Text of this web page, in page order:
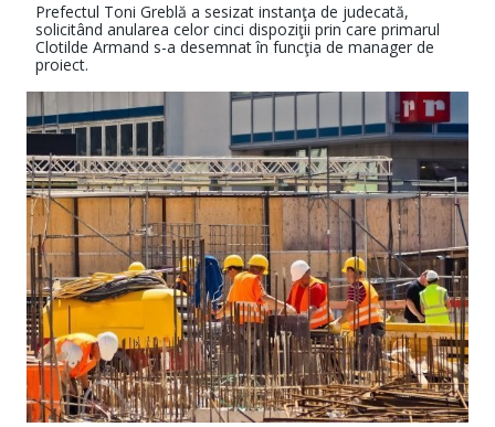
Prefectul Toni Greblă a sesizat instanţa de judecată,
solicitând anularea celor cinci dispoziţii prin care primarul
Clotilde Armand s-a desemnat în funcţia de manager de
proiect.